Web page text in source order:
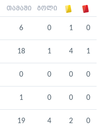
თამაში გოლი
6 0 1 0
18 1 4 1
0 0 0 0
1 0 0 0
19 4 2 0